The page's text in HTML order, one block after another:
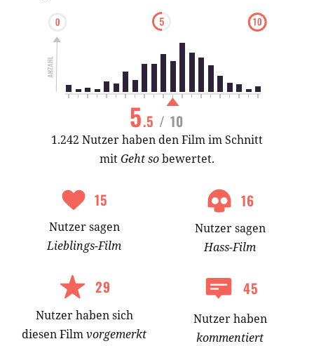
5.5 / 10
1.242 Nutzer haben den Film im Schnitt
mitGeht sobewertet.
15
Nutzersagen
Lieblings-Film
16
Nutzersagen
Hass-Film
29
Nutzerhabensich
diesen Filmvorgemerkt
45
Nutzer haben
kommentiert